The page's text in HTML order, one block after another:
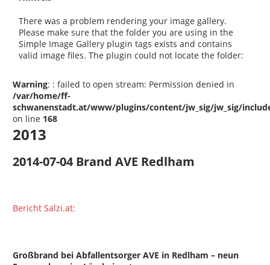
There was a problem rendering your image gallery.
Please make sure that the folder you are using in the
Simple Image Gallery plugin tags exists and contains
valid image files. The plugin could not locate the folder:
Warning: : failed to open stream: Permission denied in
/var/home/ff-
schwanenstadt.at/www/plugins/content/jw_sig/jw_sig/
on line 168
2013
2014-07-04 Brand AVE Redlham
Bericht Salzi.at:
Großbrand bei Abfallentsorger AVE in Redlham – neun